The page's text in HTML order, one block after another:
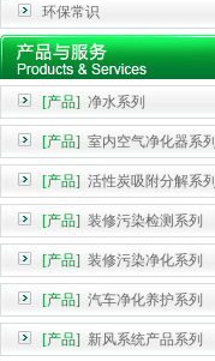
环保常识
[产品] 净水系列
[产品] 室内空气净化器系列
[产品] 活性炭吸附分解系列
[产品] 装修污染检测系列
[产品] 装修污染净化系列
[产品] 汽车净化养护系列
[产品] 新风系统产品系列